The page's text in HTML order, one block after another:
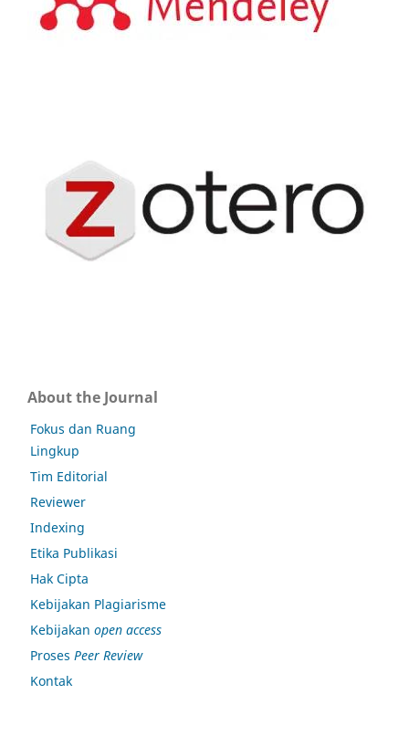
About the Journal
Fokus dan Ruang
Lingkup
Tim Editorial
Reviewer
Indexing
Etika Publikasi
Hak Cipta
Kebijakan Plagiarisme
Kebijakan open access
Proses Peer Review
Kontak